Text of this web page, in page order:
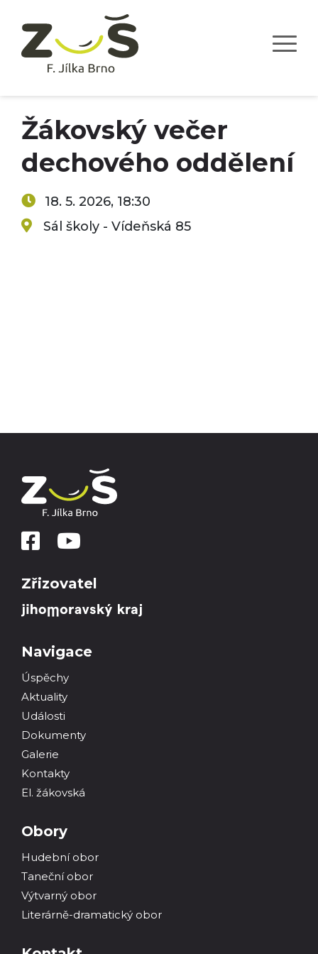
Žákovský večer
dechového oddělení
18. 5. 2026, 18:30
Sál školy - Vídeňská 85
Zřizovatel
Navigace
Úspěchy
Aktuality
Události
Dokumenty
Galerie
Kontakty
El. žákovská
Obory
Hudební obor
Taneční obor
Výtvarný obor
Literárně-dramatický obor